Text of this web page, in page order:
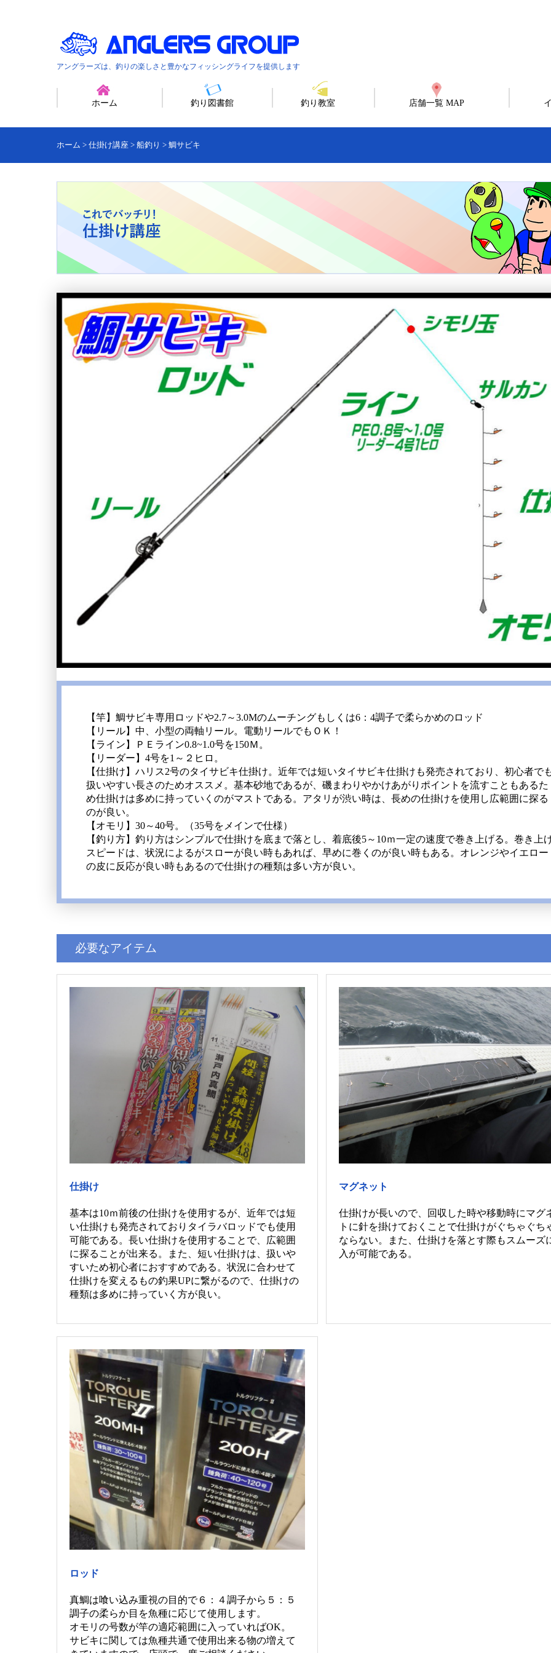
アングラーズは、釣りの楽しさと豊かなフィッシングライフを提供します
ホーム 釣り図書館 釣り教室 店舗一覧 MAP
ホーム > 仕掛け講座 > 船釣り > 鯛サビキ
【竿】鯛サビキ専用ロッドや2.7～3.0Mのムーチングもしくは6：4調子で柔らかめのロッド
【リール】中、小型の両軸リール。電動リールでもＯＫ！
【ライン】ＰＥライン0.8~1.0号を150Ｍ。
【リーダー】4号を1～２ヒロ。
【仕掛け】ハリス2号のタイサビキ仕掛け。近年では短いタイサビキ仕掛けも発売されており、初心者で
扱いやすい長さのためオススメ。基本砂地であるが、磯まわりやかけあがりポイントを流すこともあるた
め仕掛けは多めに持っていくのがマストである。アタリが渋い時は、長めの仕掛けを使用し広範囲に探る
のが良い。
【オモリ】30～40号。（35号をメインで仕様）
【釣り方】釣り方はシンプルで仕掛けを底まで落とし、着底後5～10ｍ一定の速度で巻き上げる。巻き上
スピードは、状況によるがスローが良い時もあれば、早めに巻くのが良い時もある。オレンジやイエロー
の皮に反応が良い時もあるので仕掛けの種類は多い方が良い。
必要なアイテム
仕掛け
基本は10ｍ前後の仕掛けを使用するが、近年では短
い仕掛けも発売されておりタイラバロッドでも使用
可能である。長い仕掛けを使用することで、広範囲
に探ることが出来る。また、短い仕掛けは、扱いや
すいため初心者におすすめである。状況に合わせて
仕掛けを変えるもの釣果UPに繋がるので、仕掛けの
種類は多めに持っていく方が良い。
マグネット
仕掛けが長いので、回収した時や移動時にマグ
トに針を掛けておくことで仕掛けがぐちゃぐち
ならない。また、仕掛けを落とす際もスムーズ
入が可能である。
ロッド
真鯛は喰い込み重視の目的で６：４調子から５：５
調子の柔らか目を魚種に応じて使用します。
オモリの号数が竿の適応範囲に入っていればOK。
サビキに関しては魚種共通で使用出来る物の増えて